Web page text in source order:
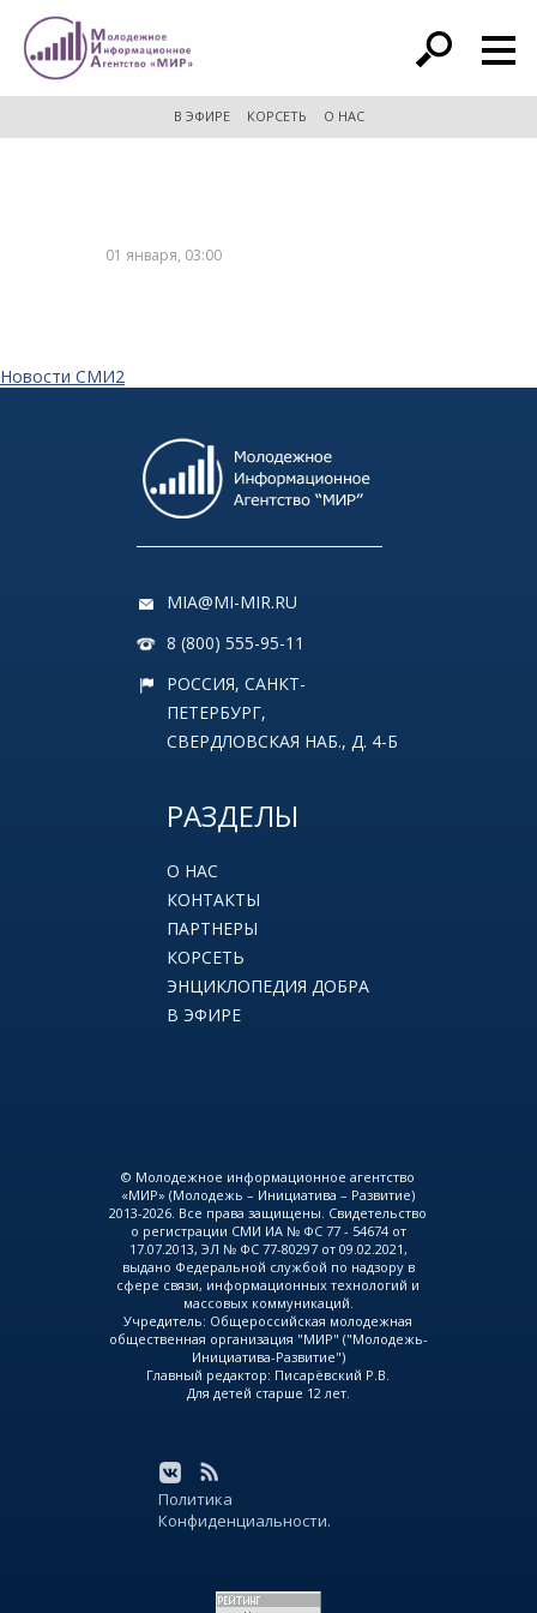
расширенный поиск
В ЭФИРЕ КОРСЕТЬ О НАС
01 января, 03:00
Новости СМИ2
MIA@MI-MIR.RU
8 (800) 555-95-11
РОССИЯ, САНКТ-
ПЕТЕРБУРГ,
СВЕРДЛОВСКАЯ НАБ., Д. 4-Б
РАЗДЕЛЫ
О НАС
КОНТАКТЫ
ПАРТНЕРЫ
КОРСЕТЬ
ЭНЦИКЛОПЕДИЯ ДОБРА
В ЭФИРЕ
© Молодежное информационное агентство
«МИР» (Молодежь – Инициатива – Развитие)
2013-2026. Все права защищены. Свидетельство
о регистрации СМИ ИА № ФС 77 - 54674 от
17.07.2013, ЭЛ № ФС 77-80297 от 09.02.2021,
выдано Федеральной службой по надзору в
сфере связи, информационных технологий и
массовых коммуникаций.
Учредитель: Общероссийская молодежная
общественная организация "МИР" ("Молодежь-
Инициатива-Развитие")
Главный редактор: Писарёвский Р.В.
Для детей старше 12 лет.
Политика
Конфиденциальности.